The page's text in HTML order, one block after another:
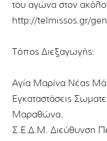
του αγώνα στον
http://telmissos.gr/
Τόπος Διεξαγωγής:
Αγία Μαρίνα Νέας
Εγκαταστάσεις
Μαραθώνα.
Σ.Ε.Δ.Μ. Διεύθυνση